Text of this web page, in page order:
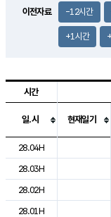
이전자료 -12시간
+1시간
도시별 기상실황표로
시간
일.시 현재일기
28.04H
28.03H
28.02H
28.01H